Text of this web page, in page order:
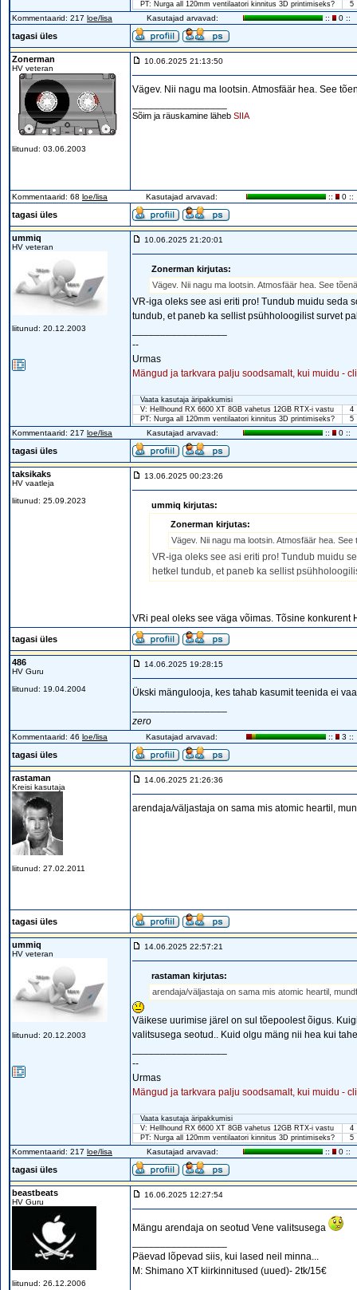
PT: Nurga all 120mm ventilaatori kinnitus 3D printimiseks?
5
Kommentaarid: 217 loe/lisa Kasutajad arvavad: :: 0 ::
tagasi üles
Zonerman
HV veteran
liitunud: 03.06.2003
10.06.2025 21:13:50
Vägev. Nii nagu ma lootsin. Atmosfäär hea. See
Sõim ja räuskamine läheb SIIA
Kommentaarid: 68 loe/lisa Kasutajad arvavad: :: 0 ::
tagasi üles
ummiq
HV veteran
liitunud: 20.12.2003
10.06.2025 21:20:01
Zonerman kirjutas:
Vägev. Nii nagu ma lootsin. Atmosfäär hea. See
VR-iga oleks see asi eriti pro! Tundub muidu seda
tundub, et paneb ka sellist psühholoogilist survet
--
Urmas
Mängud ja tarkvara palju soodsamalt, kui muidu -
Vaata kasutaja äripakkumisi
V: Hellhound RX 6600 XT 8GB vahetus 12GB RTX-i vastu
4
PT: Nurga all 120mm ventilaatori kinnitus 3D printimiseks?
5
Kommentaarid: 217 loe/lisa Kasutajad arvavad: :: 0 ::
tagasi üles
taksikaks
HV vaatleja
liitunud: 25.09.2023
13.06.2025 00:23:26
ummiq kirjutas:
Zonerman kirjutas:
Vägev. Nii nagu ma lootsin. Atmosfäär hea. See
VR-iga oleks see asi eriti pro! Tundub muidu
hetkel tundub, et paneb ka sellist
VRi peal oleks see väga võimas. Tõsine konkurent
tagasi üles
486
HV Guru
liitunud: 19.04.2004
14.06.2025 19:28:15
Ükski mängulooja, kes tahab kasumit teenida ei
zero
Kommentaarid: 46 loe/lisa Kasutajad arvavad: :: 3 ::
tagasi üles
rastaman
Kreisi kasutaja
liitunud: 27.02.2011
14.06.2025 21:26:36
arendaja/väljastaja on sama mis atomic heartil,
tagasi üles
ummiq
HV veteran
liitunud: 20.12.2003
14.06.2025 22:57:21
rastaman kirjutas:
arendaja/väljastaja on sama mis atomic heartil,
Väikese uurimise järel on sul tõepoolest õigus.
valitsusega seotud.. Kuid olgu mäng nii hea kui
--
Urmas
Mängud ja tarkvara palju soodsamalt, kui muidu -
Vaata kasutaja äripakkumisi
V: Hellhound RX 6600 XT 8GB vahetus 12GB RTX-i vastu
4
PT: Nurga all 120mm ventilaatori kinnitus 3D printimiseks?
5
Kommentaarid: 217 loe/lisa Kasutajad arvavad: :: 0 ::
tagasi üles
beastbeats
HV Guru
liitunud: 26.12.2006
16.06.2025 12:27:54
Mängu arendaja on seotud Vene valitsusega
Päevad lõpevad siis, kui lased neil minna...
M: Shimano XT kiirkinnitused (uued)- 2tk/15€